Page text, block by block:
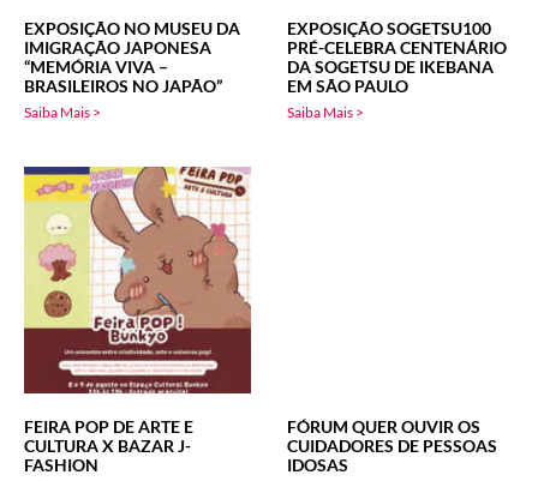
EXPOSIÇÃO NO MUSEU DA
IMIGRAÇÃO JAPONESA
“MEMÓRIA VIVA –
BRASILEIROS NO JAPÃO”
Saiba Mais >
EXPOSIÇÃO SOGETSU100
PRÉ-CELEBRA CENTENÁRIO
DA SOGETSU DE IKEBANA
EM SÃO PAULO
Saiba Mais >
FEIRA POP DE ARTE E
CULTURA X BAZAR J-
FASHION
FÓRUM QUER OUVIR OS
CUIDADORES DE PESSOAS
IDOSAS